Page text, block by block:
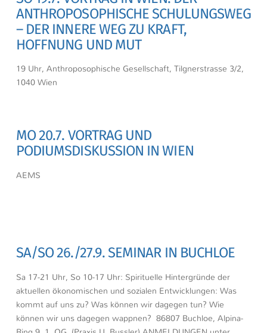
ANTHROPOSOPHISCHE SCHULUNGSWEG
– DER INNERE WEG ZU KRAFT,
HOFFNUNG UND MUT
19 Uhr, Anthroposophische Gesellschaft, Tilgnerstrasse 3/2,
1040 Wien
MO 20.7. VORTRAG UND
PODIUMSDISKUSSION IN WIEN
AEMS
SA/SO 26./27.9. SEMINAR IN BUCHLOE
Sa 17-21 Uhr, So 10-17 Uhr: Spirituelle Hintergründe der
aktuellen ökonomischen und sozialen Entwicklungen: Was
kommt auf uns zu? Was können wir dagegen tun? Wie
können wir uns dagegen wappnen? 86807 Buchloe, Alpina-